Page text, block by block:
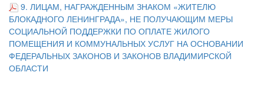
9. ЛИЦАМ, НАГРАЖДЕННЫМ ЗНАКОМ «ЖИТЕЛЮ
БЛОКАДНОГО ЛЕНИНГРАДА», НЕ ПОЛУЧАЮЩИМ МЕРЫ
СОЦИАЛЬНОЙ ПОДДЕРЖКИ ПО ОПЛАТЕ ЖИЛОГО
ПОМЕЩЕНИЯ И КОММУНАЛЬНЫХ УСЛУГ НА ОСНОВАНИИ
ФЕДЕРАЛЬНЫХ ЗАКОНОВ И ЗАКОНОВ ВЛАДИМИРСКОЙ
ОБЛАСТИ